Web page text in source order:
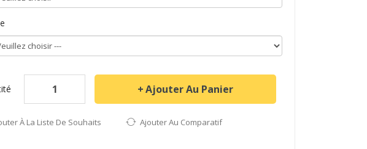
Ajouter Au Panier
À La Liste De Souhaits Ajouter Au Comparatif